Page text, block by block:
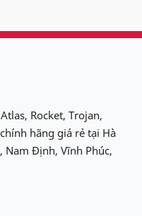
Rocket, Trojan,
hãng giá rẻ tại Hà
Nam Định, Vĩnh Phúc,